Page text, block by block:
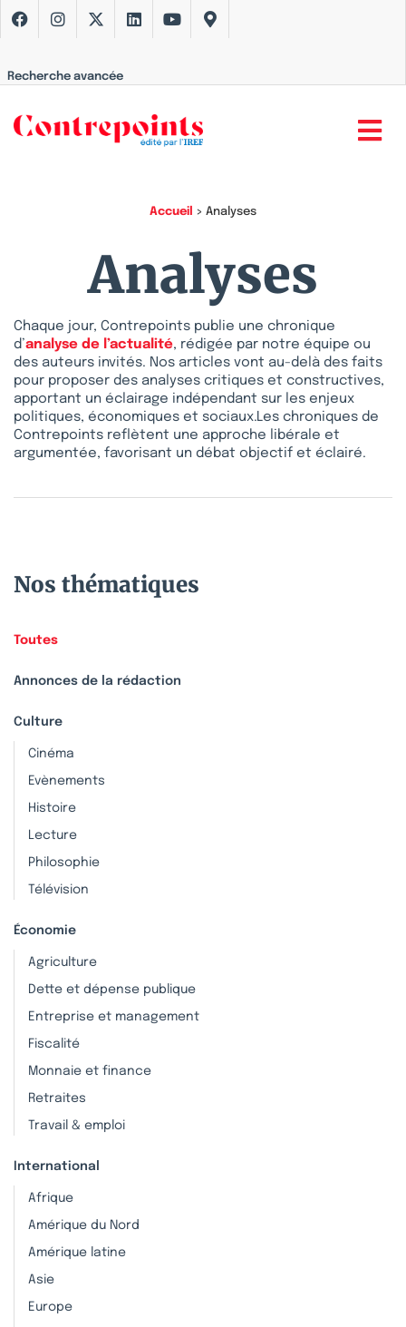
Recherche avancée
Accueil > Analyses
Analyses
Chaque jour, Contrepoints publie une chronique
d’analyse de l’actualité, rédigée par notre équipe ou
des auteurs invités. Nos articles vont au-delà des faits
pour proposer des analyses critiques et constructives,
apportant un éclairage indépendant sur les enjeux
politiques, économiques et sociaux.Les chroniques de
Contrepoints reflètent une approche libérale et
argumentée, favorisant un débat objectif et éclairé.
Nos thématiques
Toutes
Annonces de la rédaction
Culture
Cinéma
Evènements
Histoire
Lecture
Philosophie
Télévision
Économie
Agriculture
Dette et dépense publique
Entreprise et management
Fiscalité
Monnaie et finance
Retraites
Travail & emploi
International
Afrique
Amérique du Nord
Amérique latine
Asie
Europe